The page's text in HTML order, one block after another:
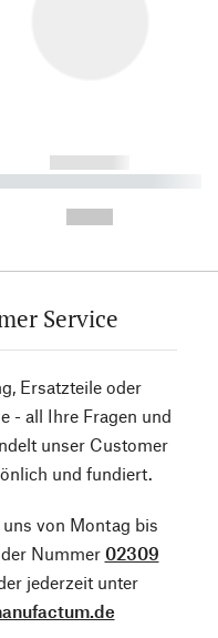
------------
----------- ----------
Service
Ersatzteile oder
- all Ihre Fragen und
unser Customer
und fundiert.
von Montag bis
Nummer 02309
jederzeit unter